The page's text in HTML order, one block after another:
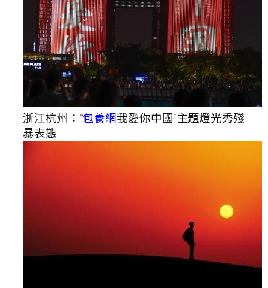
浙江杭州：“包養網我愛你中國”主題燈光秀殘
暴表態